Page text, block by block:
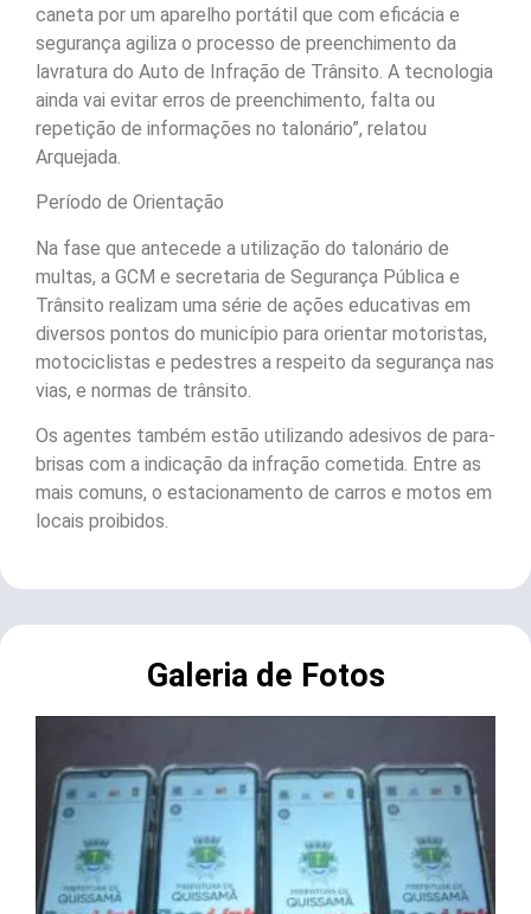
caneta por um aparelho portátil que com eficácia e
segurança agiliza o processo de preenchimento da
lavratura do Auto de Infração de Trânsito. A tecnologia
ainda vai evitar erros de preenchimento, falta ou
repetição de informações no talonário”, relatou
Arquejada.
Período de Orientação
Na fase que antecede a utilização do talonário de
multas, a GCM e secretaria de Segurança Pública e
Trânsito realizam uma série de ações educativas em
diversos pontos do município para orientar motoristas,
motociclistas e pedestres a respeito da segurança nas
vias, e normas de trânsito.
Os agentes também estão utilizando adesivos de para-
brisas com a indicação da infração cometida. Entre as
mais comuns, o estacionamento de carros e motos em
locais proibidos.
Galeria de Fotos